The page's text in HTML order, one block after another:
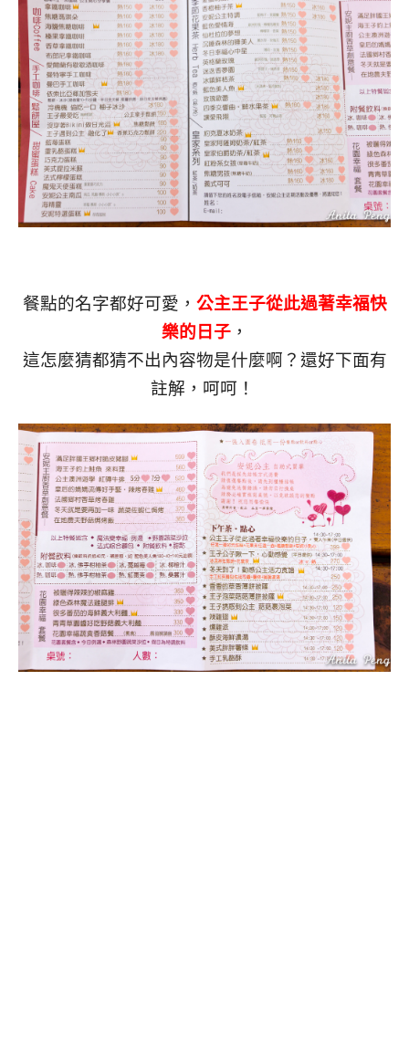
餐點的名字都好可愛， 公主王子從此過著幸福快
樂的日子，
這怎麼猜都猜不出內容物是什麼啊？還好下面有
註解，呵呵！